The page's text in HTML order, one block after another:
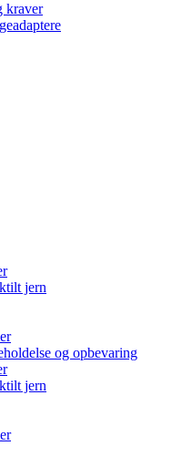
kraver
jern
og opbevaring
jern